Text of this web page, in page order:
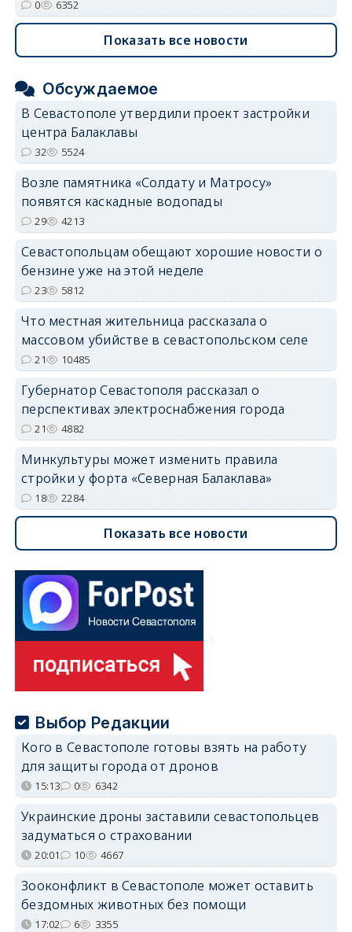
0 6352
Показать все новости
Обсуждаемое
В Севастополе утвердили проект застройки
центра Балаклавы
32 5524
Возле памятника «Солдату и Матросу»
появятся каскадные водопады
29 4213
Севастопольцам обещают хорошие новости о
бензине уже на этой неделе
23 5812
Что местная жительница рассказала о
массовом убийстве в севастопольском селе
21 10485
Губернатор Севастополя рассказал о
перспективах электроснабжения города
21 4882
Минкультуры может изменить правила
стройки у форта «Северная Балаклава»
18 2284
Показать все новости
Выбор Редакции
Кого в Севастополе готовы взять на работу
для защиты города от дронов
15:13 0 6342
Украинские дроны заставили севастопольцев
задуматься о страховании
20:01 10 4667
Зооконфликт в Севастополе может оставить
бездомных животных без помощи
17:02 6 3355